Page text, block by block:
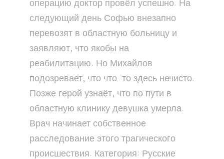
операцию доктор провёл успешно. На
следующий день Софью внезапно
перевозят в областную больницу и
заявляют, что якобы на
реабилитацию. Но Михайлов
подозревает, что что-то здесь нечисто.
Позже герой узнаёт, что по пути в
областную клинику девушка умерла.
Врач начинает собственное
расследование этого трагического
происшествия. Категория: Русские